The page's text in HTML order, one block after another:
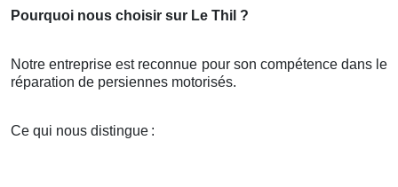
Pourquoi nous choisir sur Le Thil ?
Notre entreprise est reconnue pour son compétence dans le
réparation de persiennes motorisés.
Ce qui nous distingue :